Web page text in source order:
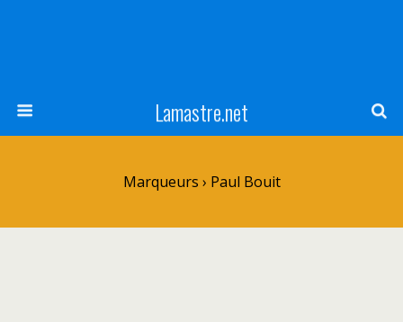
Lamastre.net
Marqueurs › Paul Bouit